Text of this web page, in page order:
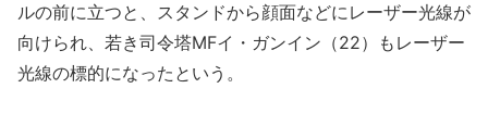
ルの前に立つと、スタンドから顔面などにレーザー光線が
向けられ、若き司令塔MFイ・ガンイン（22）もレーザー
光線の標的になったという。